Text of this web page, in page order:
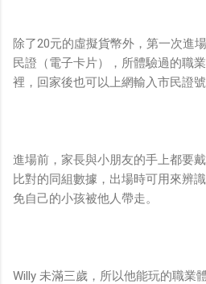
除了20元的虛擬貨幣外，第一次進
民證（電子卡片），所體驗過的職
裡，回家後也可以上網輸入市民證號
進場前，家長與小朋友的手上都要
比對的同組數據，出場時可用來辨
免自己的小孩被他人帶走。
Willy 未滿三歲，所以他能玩的職業